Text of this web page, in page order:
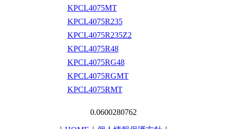
KPCL4075MT
KPCL4075R235
KPCL4075R235Z2
KPCL4075R48
KPCL4075RG48
KPCL4075RGMT
KPCL4075RMT
0.0600280762